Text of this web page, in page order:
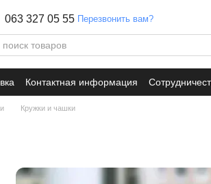
063 327 05 55 Перезвонить вам?
Контактная информация
Кружки и чашки